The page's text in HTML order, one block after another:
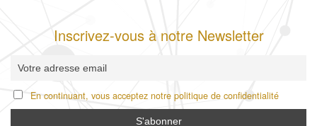
Inscrivez-vous à notre Newsletter
En continuant, vous acceptez notre politique de confidentialité